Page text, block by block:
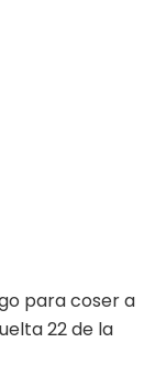
para coser a
22 de la